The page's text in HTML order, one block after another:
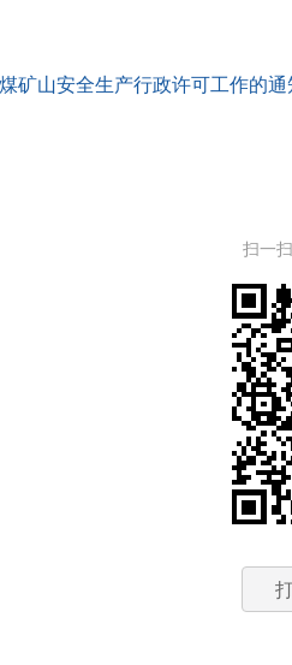
矿山安全生产行政许可工作的通
扫一